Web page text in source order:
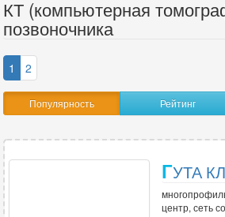
виртуальная колоноскопия
височно-нижнечелюстных суставов
височных костей
всего позвоночника
КТ (компьютерная
позвоночника
1 2
Популярность Рейтинг
ГУТА
центр, сеть